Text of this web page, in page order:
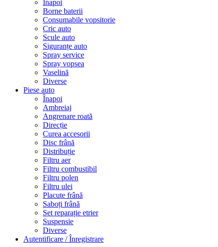
Înapoi
Borne baterii
Consumabile vopsitorie
Cric auto
Scule auto
Siguranțe auto
Spray service
Spray vopsea
Vaselină
Diverse
Piese auto
Înapoi
Ambreiaj
Angrenare roată
Direcție
Curea accesorii
Disc frână
Distribuție
Filtru aer
Filtru combustibil
Filtru polen
Filtru ulei
Placute frână
Saboți frână
Set reparație etrier
Suspensie
Diverse
Autentificare / Înregistrare